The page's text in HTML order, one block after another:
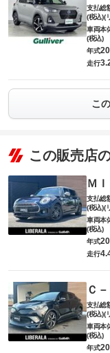
支払総
(税込)(
車両本
(税込)
年式
走行
こ
この販売店
ＭＩ
支払総
(税込)(
車両本
(税込)
年式
走行
Ｃ
支払総
(税込)(
車両本
(税込)
年式